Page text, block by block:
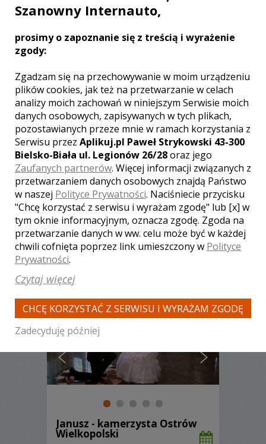
Robert - kamerzysta Kalisz
2700 zł/ sesja
Ocena:2,50 / 5
(1 opinia)
Poleceń: 81
Jest bardzo dużo ważnych chwil w życiu
człowieka. Taką ważną, nieodwracalną i
niepowtarzalną chwilą jest ślub. Z tej
uroczystości możemy wykonać
Państwu o bardzo wysokiej jakości film.
Dbamy, aby realizowane przez nas
filmy miały niepowtarzalny urok.
Janusz - kamerzysta Ostrów
Wielkopolski
Szanowny Internauto,
prosimy o zapoznanie się z treścią i wyrażenie
zgody:
Zgadzam się na przechowywanie w moim urządzeniu
plików cookies, jak też na przetwarzanie w celach
analizy moich zachowań w niniejszym Serwisie moich
danych osobowych, zapisywanych w tych plikach,
pozostawianych przeze mnie w ramach korzystania z
Serwisu przez Aplikuj.pl Paweł Strykowski 43-300
Bielsko-Biała ul. Legionów 26/28oraz jego
Zaufanych partnerów. Więcej informacji związanych z
przetwarzaniem danych osobowych znajdą Państwo
w naszej Polityce Prywatności. Naciśniecie przycisku
"Chcę korzystać z serwisu i wyrażam zgodę" lub [x] w
tym oknie informacyjnym, oznacza zgodę. Zgoda na
przetwarzanie danych w ww. celu może być w każdej
chwili cofnięta poprzez link umieszczony w Polityce
Prywatności.
Czytaj więcej
CHCĘ KORZYSTAĆ Z SERWISU I WYRAŻAM ZGODĘ
Zadecyduję później